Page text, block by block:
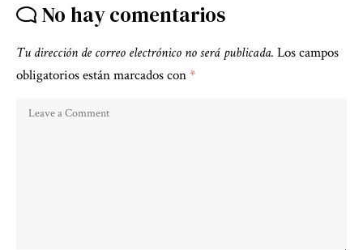
No hay comentarios
Tu dirección de correo electrónico no será publicada. Los campos
obligatorios están marcados con*